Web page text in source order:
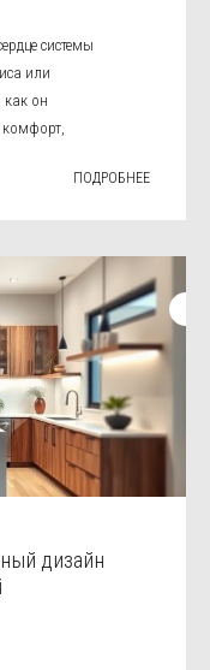
системы
или
как он
комфорт,
ПОДРОБНЕЕ
дизайн